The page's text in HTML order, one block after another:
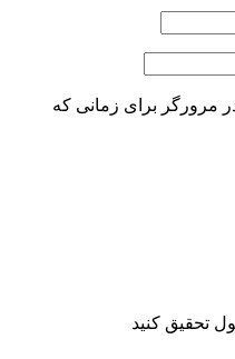
مرورگر برای زمانی که
تحقیق کنید